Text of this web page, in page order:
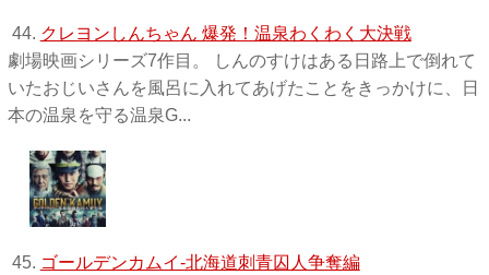
44. クレヨンしんちゃん 爆発！温泉わくわく大決戦
劇場映画シリーズ7作目。 しんのすけはある日路上で倒れて
いたおじいさんを風呂に入れてあげたことをきっかけに、日
本の温泉を守る温泉G...
45. ゴールデンカムイ-北海道刺青囚人争奪編